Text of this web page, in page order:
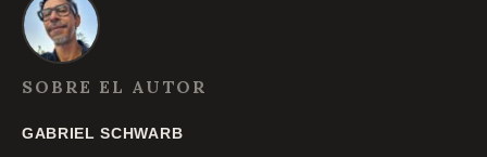
SOBRE EL AUTOR
GABRIEL SCHWARB